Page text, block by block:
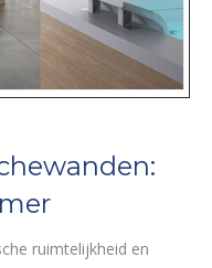
ruimtelijkheid en